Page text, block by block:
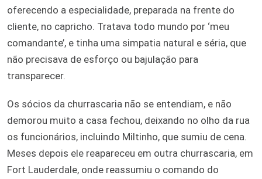
oferecendo a especialidade, preparada na frente do
cliente, no capricho. Tratava todo mundo por ‘meu
comandante’, e tinha uma simpatia natural e séria, que
não precisava de esforço ou bajulação para
transparecer.
Os sócios da churrascaria não se entendiam, e não
demorou muito a casa fechou, deixando no olho da rua
os funcionários, incluindo Miltinho, que sumiu de cena.
Meses depois ele reapareceu em outra churrascaria, em
Fort Lauderdale, onde reassumiu o comando do